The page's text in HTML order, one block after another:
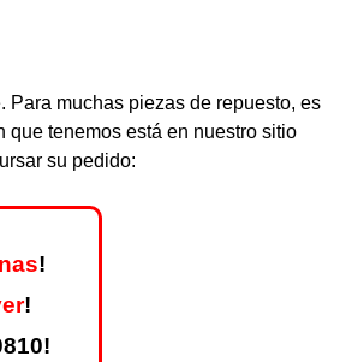
muchas piezas de repuesto, es
que tenemos está en nuestro sitio
su pedido:
!
!